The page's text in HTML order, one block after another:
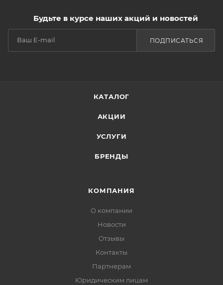
Будьте в курсе наших акций и новостей
ПОДПИСАТЬСЯ
КАТАЛОГ
АКЦИИ
УСЛУГИ
БРЕНДЫ
КОМПАНИЯ
О компании
Новости
Отзывы
Контакты
Партнерам
Юридическим лицам